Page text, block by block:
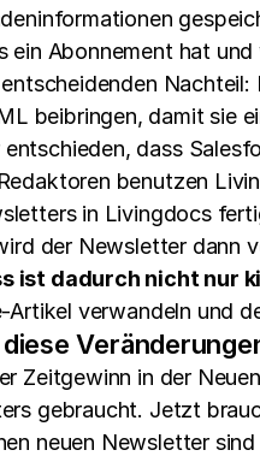
ein Abonnement hat
beibringen, damit sie
dass
benutzen
in Livingdocs
der Newsletter dann
ist dadurch nicht nur
Artikel verwandeln und
Zeitgewinn in der
gebraucht. Jetzt
neuen Newsletter